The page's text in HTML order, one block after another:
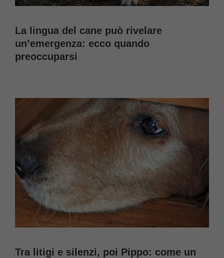
La lingua del cane può rivelare
un’emergenza: ecco quando
preoccuparsi
Tra litigi e silenzi, poi Pippo: come un